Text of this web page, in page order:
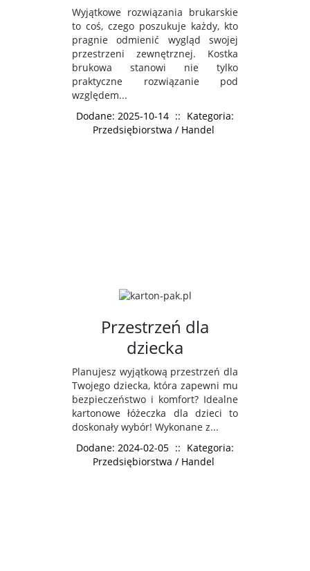
Wyjątkowe rozwiązania brukarskie
to coś, czego poszukuje każdy, kto
pragnie odmienić wygląd swojej
przestrzeni zewnętrznej. Kostka
brukowa stanowi nie tylko
praktyczne rozwiązanie pod
względem...
Dodane: 2025-10-14 :: Kategoria:
Przedsiębiorstwa / Handel
Przestrzeń dla
dziecka
Planujesz wyjątkową przestrzeń dla
Twojego dziecka, która zapewni mu
bezpieczeństwo i komfort? Idealne
kartonowe łóżeczka dla dzieci to
doskonały wybór! Wykonane z...
Dodane: 2024-02-05 :: Kategoria:
Przedsiębiorstwa / Handel